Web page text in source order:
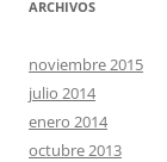
ARCHIVOS
noviembre 2015
julio 2014
enero 2014
octubre 2013